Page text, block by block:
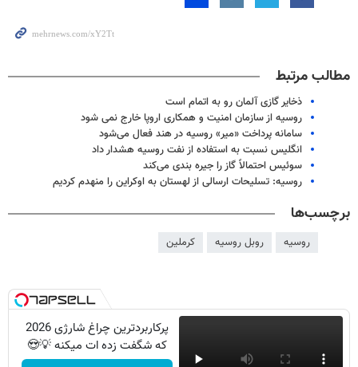
مطالب مرتبط
ذخایر گازی آلمان رو به اتمام است
روسیه از سازمان امنیت و همکاری اروپا خارج نمی شود
سامانه پرداخت «میر» روسیه در هند فعال می‌شود
انگلیس نسبت به استفاده از نفت روسیه هشدار داد
سوئیس احتمالاً گاز را جیره بندی می‌کند
روسیه: تسلیحات ارسالی از لهستان به اوکراین را منهدم کردیم
برچسب‌ها
روسیه روبل روسیه کرملین
پرکاربردترین چراغ شارژی 2026
که شگفت زده ات میکنه 💡😍